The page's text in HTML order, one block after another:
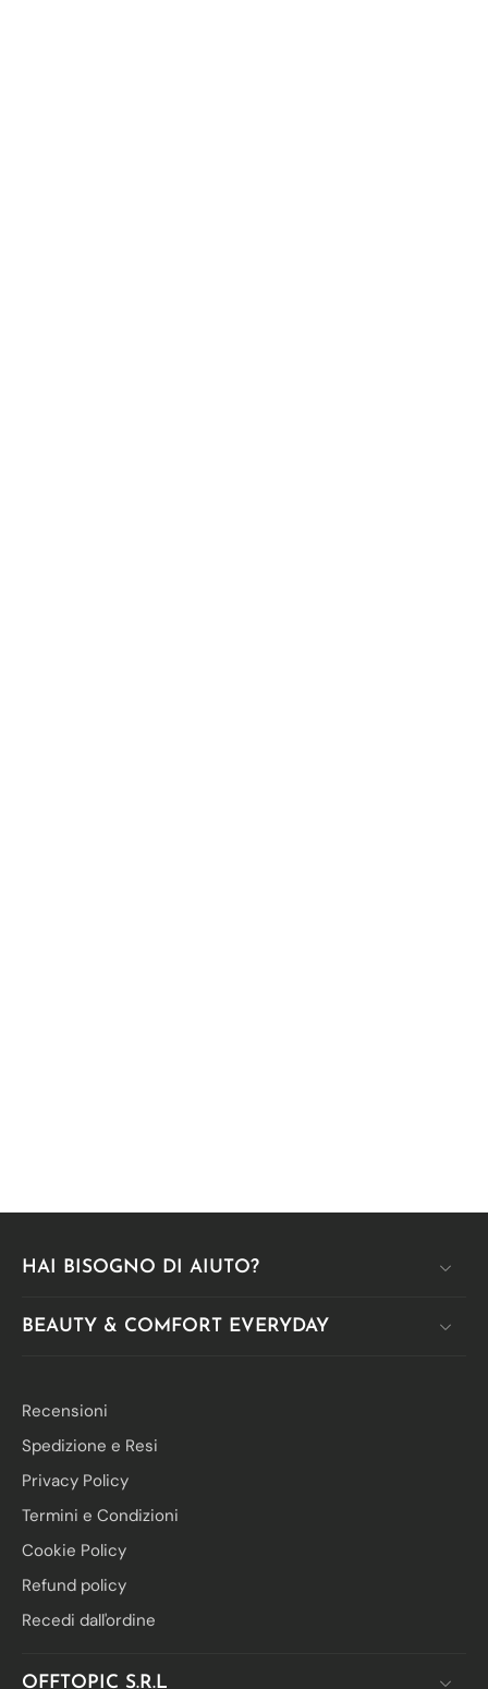
HAI BISOGNO DI AIUTO?
BEAUTY & COMFORT EVERYDAY
Recensioni
Spedizione e Resi
Privacy Policy
Termini e Condizioni
Cookie Policy
Refund policy
Recedi dall'ordine
OFFTOPIC S.R.L